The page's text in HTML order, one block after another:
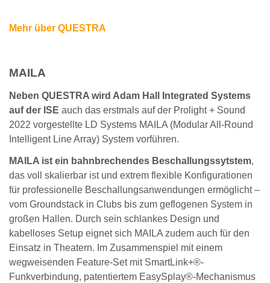
Mehr über QUESTRA
MAILA
Neben QUESTRA wird Adam Hall Integrated Systems
auf der ISE auch das erstmals auf der Prolight + Sound
2022 vorgestellte LD Systems MAILA (Modular All-Round
Intelligent Line Array) System vorführen.
MAILA ist ein bahnbrechendes Beschallungssytstem,
das voll skalierbar ist und extrem flexible Konfigurationen
für professionelle Beschallungsanwendungen ermöglicht –
vom Groundstack in Clubs bis zum geflogenen System in
großen Hallen. Durch sein schlankes Design und
kabelloses Setup eignet sich MAILA zudem auch für den
Einsatz in Theatern. Im Zusammenspiel mit einem
wegweisenden Feature-Set mit SmartLink+®-
Funkverbindung, patentiertem EasySplay®-Mechanismus